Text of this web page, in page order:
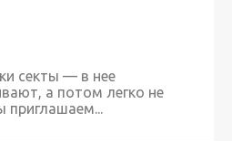
секты — в нее
а потом легко не
приглашаем...